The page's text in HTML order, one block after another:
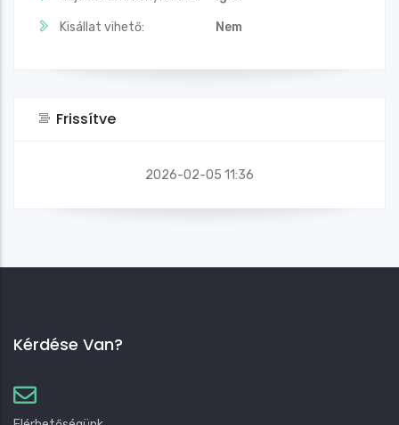
Kisállat vihető: Nem
Frissítve
2026-02-05 11:36
Kérdése Van?